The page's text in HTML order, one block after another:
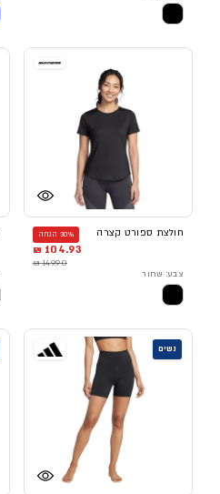
חולצת ספורט קצרה 30% הנחה
104.93 ₪
149.90 ₪
צבע: שחור
נשים